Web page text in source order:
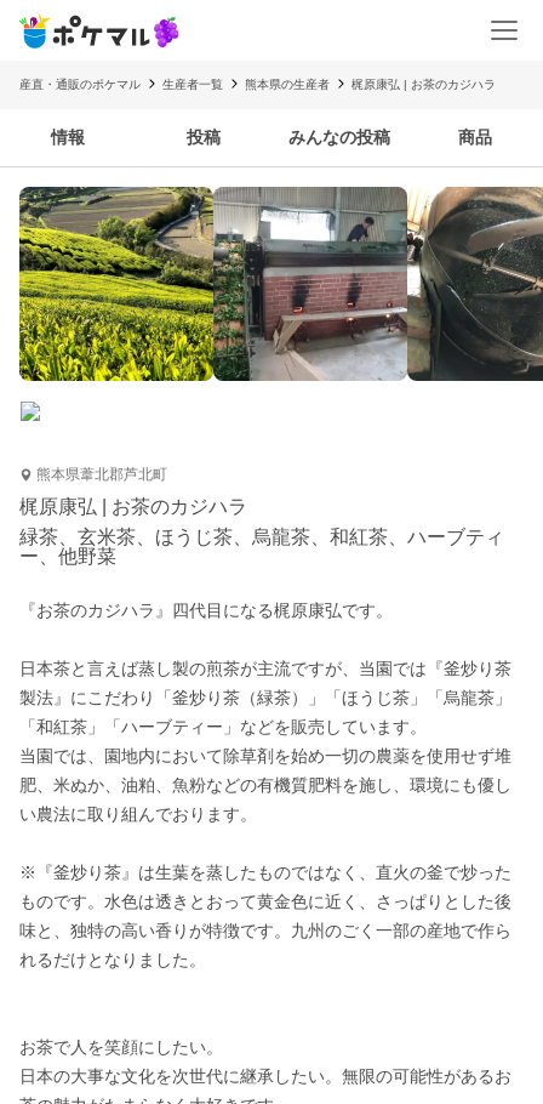
産直・通販のポケマル 生産者一覧 熊本県の生産者 梶原康弘 | お茶のカジハラ
情報 投稿 みんなの投稿 商品
熊本県葦北郡芦北町
梶原康弘 | お茶のカジハラ
緑茶、玄米茶、ほうじ茶、烏龍茶、和紅茶、ハーブティ
ー、他野菜
『お茶のカジハラ』四代目になる梶原康弘です。
日本茶と言えば蒸し製の煎茶が主流ですが、当園では『釜炒り茶
製法』にこだわり「釜炒り茶（緑茶）」「ほうじ茶」「烏龍茶」
「和紅茶」「ハーブティー」などを販売しています。
当園では、園地内において除草剤を始め一切の農薬を使用せず堆
肥、米ぬか、油粕、魚粉などの有機質肥料を施し、環境にも優し
い農法に取り組んでおります。
※『釜炒り茶』は生葉を蒸したものではなく、直火の釜で炒った
ものです。水色は透きとおって黄金色に近く、さっぱりとした後
味と、独特の高い香りが特徴です。九州のごく一部の産地で作ら
れるだけとなりました。
お茶で人を笑顔にしたい。
日本の大事な文化を次世代に継承したい。無限の可能性があるお